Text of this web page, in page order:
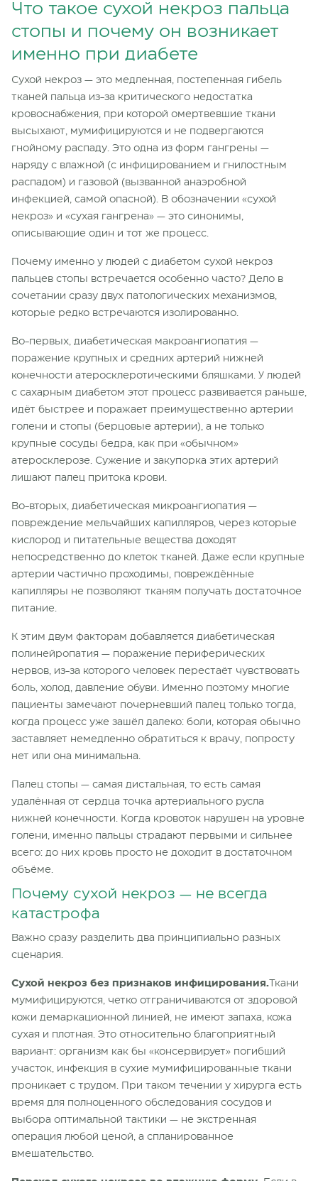
Что такое сухой некроз пальца
стопы и почему он возникает
именно при диабете
Сухой некроз — это медленная, постепенная гибель
тканей пальца из-за критического недостатка
кровоснабжения, при которой омертвевшие ткани
высыхают, мумифицируются и не подвергаются
гнойному распаду. Это одна из форм гангрены —
наряду с влажной (с инфицированием и гнилостным
распадом) и газовой (вызванной анаэробной
инфекцией, самой опасной). В обозначении «сухой
некроз» и «сухая гангрена» — это синонимы,
описывающие один и тот же процесс.
Почему именно у людей с диабетом сухой некроз
пальцев стопы встречается особенно часто? Дело в
сочетании сразу двух патологических механизмов,
которые редко встречаются изолированно.
Во-первых, диабетическая макроангиопатия —
поражение крупных и средних артерий нижней
конечности атеросклеротическими бляшками. У людей
с сахарным диабетом этот процесс развивается раньше,
идёт быстрее и поражает преимущественно артерии
голени и стопы (берцовые артерии), а не только
крупные сосуды бедра, как при «обычном»
атеросклерозе. Сужение и закупорка этих артерий
лишают палец притока крови.
Во-вторых, диабетическая микроангиопатия —
повреждение мельчайших капилляров, через которые
кислород и питательные вещества доходят
непосредственно до клеток тканей. Даже если крупные
артерии частично проходимы, повреждённые
капилляры не позволяют тканям получать достаточное
питание.
К этим двум факторам добавляется диабетическая
полинейропатия — поражение периферических
нервов, из-за которого человек перестаёт чувствовать
боль, холод, давление обуви. Именно поэтому многие
пациенты замечают почерневший палец только тогда,
когда процесс уже зашёл далеко: боли, которая обычно
заставляет немедленно обратиться к врачу, попросту
нет или она минимальна.
Палец стопы — самая дистальная, то есть самая
удалённая от сердца точка артериального русла
нижней конечности. Когда кровоток нарушен на уровне
голени, именно пальцы страдают первыми и сильнее
всего: до них кровь просто не доходит в достаточном
объёме.
Почему сухой некроз — не всегда
катастрофа
Важно сразу разделить два принципиально разных
сценария.
Сухой некроз без признаков инфицирования. Ткани
мумифицируются, четко отграничиваются от здоровой
кожи демаркационной линией, не имеют запаха, кожа
сухая и плотная. Это относительно благоприятный
вариант: организм как бы «консервирует» погибший
участок, инфекция в сухие мумифицированные ткани
проникает с трудом. При таком течении у хирурга есть
время для полноценного обследования сосудов и
выбора оптимальной тактики — не экстренная
операция любой ценой, а спланированное
вмешательство.